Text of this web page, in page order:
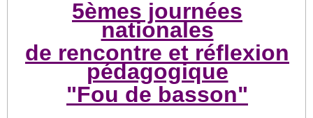
5èmes journées
nationales
de rencontre et réflexion
pédagogique
"Fou de basson"